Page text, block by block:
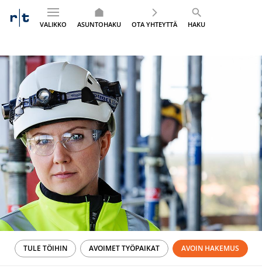
sisältöön
VALIKKO ASUNTOHAKU OTA YHTEYTTÄ HAKU
TULE TÖIHIN AVOIMET TYÖPAIKAT AVOIN HAKEMUS